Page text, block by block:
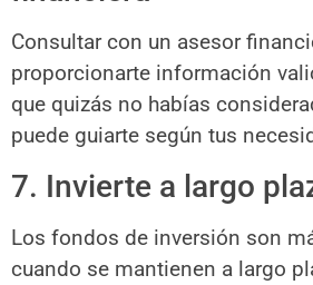
Consultar con un asesor
proporcionarte información
que quizás no habías
puede guiarte según tus
7. Invierte a largo
Los fondos de inversión son
cuando se mantienen a largo